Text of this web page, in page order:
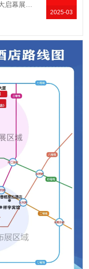
2025-03
2025年第112届成都春季全国糖酒会盛大启幕展位概况：规模创历史新高，双馆联动赋能行业2025年第112届成都春季全国糖酒会将于3月25日至27日在中国西部国际博览城（食品类）与成都世纪城新国际会展